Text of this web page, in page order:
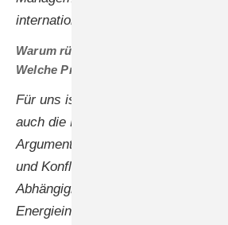
internationalen Standard ISO 27001
Warum rückt das Thema jetzt in den
Welche Probleme sind damit
Für uns ist neben der
auch die Energiesicherheit Europas
Argument. In Zeiten von
und Konflikten hat sich Europa in
Abhängigkeit bei der Ausrüstung der
Energieinfrastruktur von China